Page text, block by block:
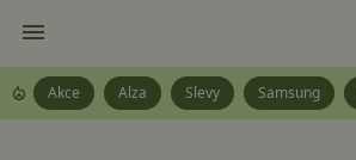
Akce Alza Slevy Samsung